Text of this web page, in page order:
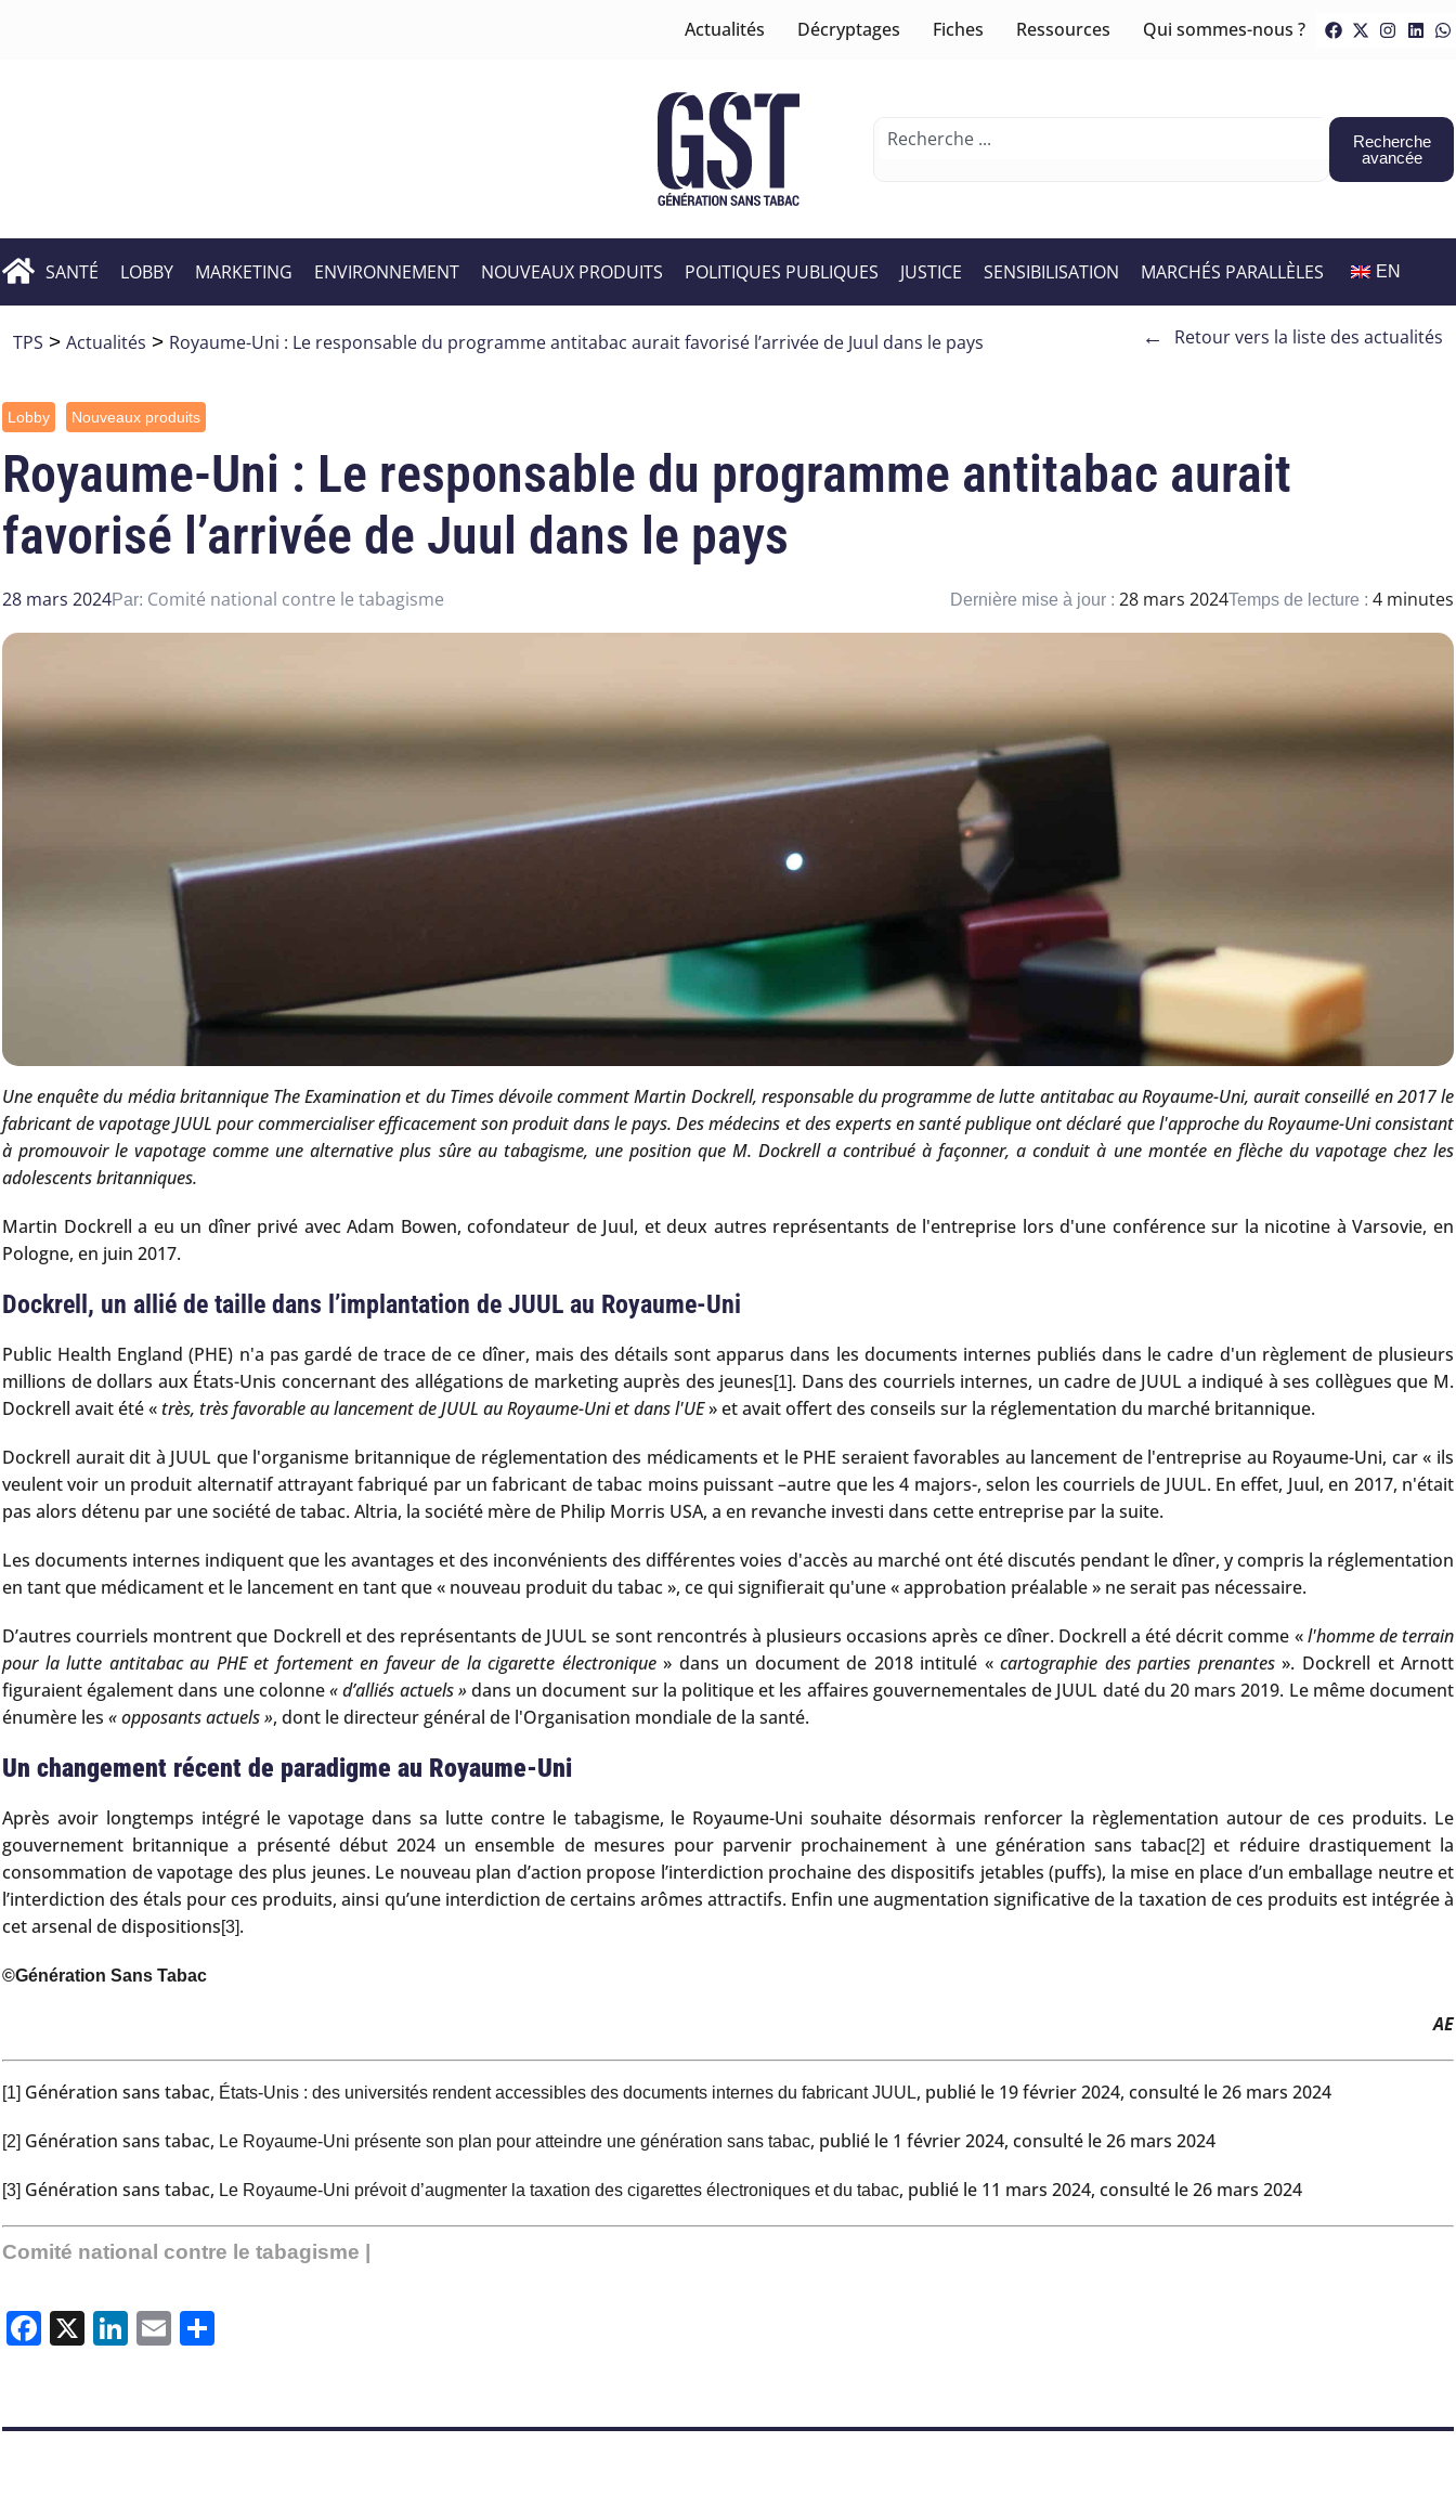
Actualités Décryptages Fiches Ressources Qui sommes-nous ?
Recherche
avancée
SANTÉ LOBBY MARKETING ENVIRONNEMENT NOUVEAUX PRODUITS POLITIQUES PUBLIQUES JUSTICE SENSIBILISATION MARCHÉS PARALLÈLES EN
TPS > Actualités > Royaume-Uni : Le responsable du programme antitabac aurait favorisé l’arrivée de Juul dans le pays ← Retour vers la liste des actualités
Lobby Nouveaux produits
Royaume-Uni : Le responsable du programme antitabac aurait
favorisé l’arrivée de Juul dans le pays
28 mars 2024Par: Comité national contre le tabagisme Dernière mise à jour : 28 mars 2024Temps de lecture : 4 minutes
Une enquête du média britannique The Examination et du Times dévoile comment Martin Dockrell, responsable du programme de lutte antitabac au Royaume-Uni, aurait conseillé en 2017 le
fabricant de vapotage JUUL pour commercialiser efficacement son produit dans le pays. Des médecins et des experts en santé publique ont déclaré que l'approche du Royaume-Uni consistant
à promouvoir le vapotage comme une alternative plus sûre au tabagisme, une position que M. Dockrell a contribué à façonner, a conduit à une montée en flèche du vapotage chez les
adolescents britanniques.
Martin Dockrell a eu un dîner privé avec Adam Bowen, cofondateur de Juul, et deux autres représentants de l'entreprise lors d'une conférence sur la nicotine à Varsovie, en
Pologne, en juin 2017.
Dockrell, un allié de taille dans l’implantation de JUUL au Royaume-Uni
Public Health England (PHE) n'a pas gardé de trace de ce dîner, mais des détails sont apparus dans les documents internes publiés dans le cadre d'un règlement de plusieurs
millions de dollars aux États-Unis concernant des allégations de marketing auprès des jeunes[1]. Dans des courriels internes, un cadre de JUUL a indiqué à ses collègues que M.
Dockrell avait été « très, très favorable au lancement de JUUL au Royaume-Uni et dans l'UE» et avait offert des conseils sur la réglementation du marché britannique.
Dockrell aurait dit à JUUL que l'organisme britannique de réglementation des médicaments et le PHE seraient favorables au lancement de l'entreprise au Royaume-Uni, car « ils
veulent voir un produit alternatif attrayant fabriqué par un fabricant de tabac moins puissant –autre que les 4 majors-, selon les courriels de JUUL. En effet, Juul, en 2017, n'était
pas alors détenu par une société de tabac. Altria, la société mère de Philip Morris USA, a en revanche investi dans cette entreprise par la suite.
Les documents internes indiquent que les avantages et des inconvénients des différentes voies d'accès au marché ont été discutés pendant le dîner, y compris la réglementation
en tant que médicament et le lancement en tant que « nouveau produit du tabac », ce qui signifierait qu'une « approbation préalable » ne serait pas nécessaire.
D’autres courriels montrent que Dockrell et des représentants de JUUL se sont rencontrés à plusieurs occasions après ce dîner. Dockrell a été décrit comme «l'homme de terrain
pour la lutte antitabac au PHE et fortement en faveur de la cigarette électronique» dans un document de 2018 intitulé «cartographie des parties prenantes». Dockrell et Arnott
figuraient également dans une colonne« d’alliés actuels »dans un document sur la politique et les affaires gouvernementales de JUUL daté du 20 mars 2019. Le même document
énumère les « opposants actuels », dont le directeur général de l'Organisation mondiale de la santé.
Un changement récent de paradigme au Royaume-Uni
Après avoir longtemps intégré le vapotage dans sa lutte contre le tabagisme, le Royaume-Uni souhaite désormais renforcer la règlementation autour de ces produits. Le
gouvernement britannique a présenté début 2024 un ensemble de mesures pour parvenir prochainement à une génération sans tabac[2] et réduire drastiquement la
consommation de vapotage des plus jeunes. Le nouveau plan d’action propose l’interdiction prochaine des dispositifs jetables (puffs), la mise en place d’un emballage neutre et
l’interdiction des étals pour ces produits, ainsi qu’une interdiction de certains arômes attractifs. Enfin une augmentation significative de la taxation de ces produits est intégrée à
cet arsenal de dispositions[3].
©Génération Sans Tabac
AE
[1] Génération sans tabac, États-Unis : des universités rendent accessibles des documents internes du fabricant JUUL, publié le 19 février 2024, consulté le 26 mars 2024
[2] Génération sans tabac, Le Royaume-Uni présente son plan pour atteindre une génération sans tabac, publié le 1 février 2024, consulté le 26 mars 2024
[3] Génération sans tabac, Le Royaume-Uni prévoit d’augmenter la taxation des cigarettes électroniques et du tabac, publié le 11 mars 2024, consulté le 26 mars 2024
Comité national contre le tabagisme |
Facebook
X LinkedIn
Email